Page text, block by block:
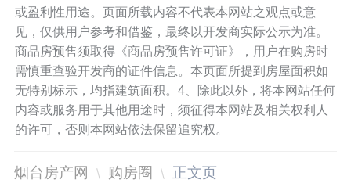
或盈利性用途。页面所载内容不代表本网站之观点或意
见，仅供用户参考和借鉴，最终以开发商实际公示为准。
商品房预售须取得《商品房预售许可证》，用户在购房时
需慎重查验开发商的证件信息。本页面所提到房屋面积如
无特别标示，均指建筑面积。4、除此以外，将本网站任何
内容或服务用于其他用途时，须征得本网站及相关权利人
的许可，否则本网站依法保留追究权。
烟台房产网 购房圈 正文页